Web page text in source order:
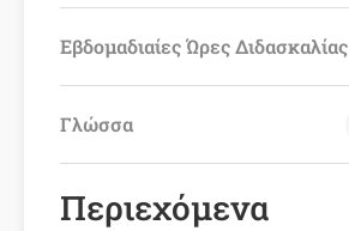
Εβδομαδιαίες Ώρες Διδασκαλίας
Γλώσσα
Περιεχόμενα